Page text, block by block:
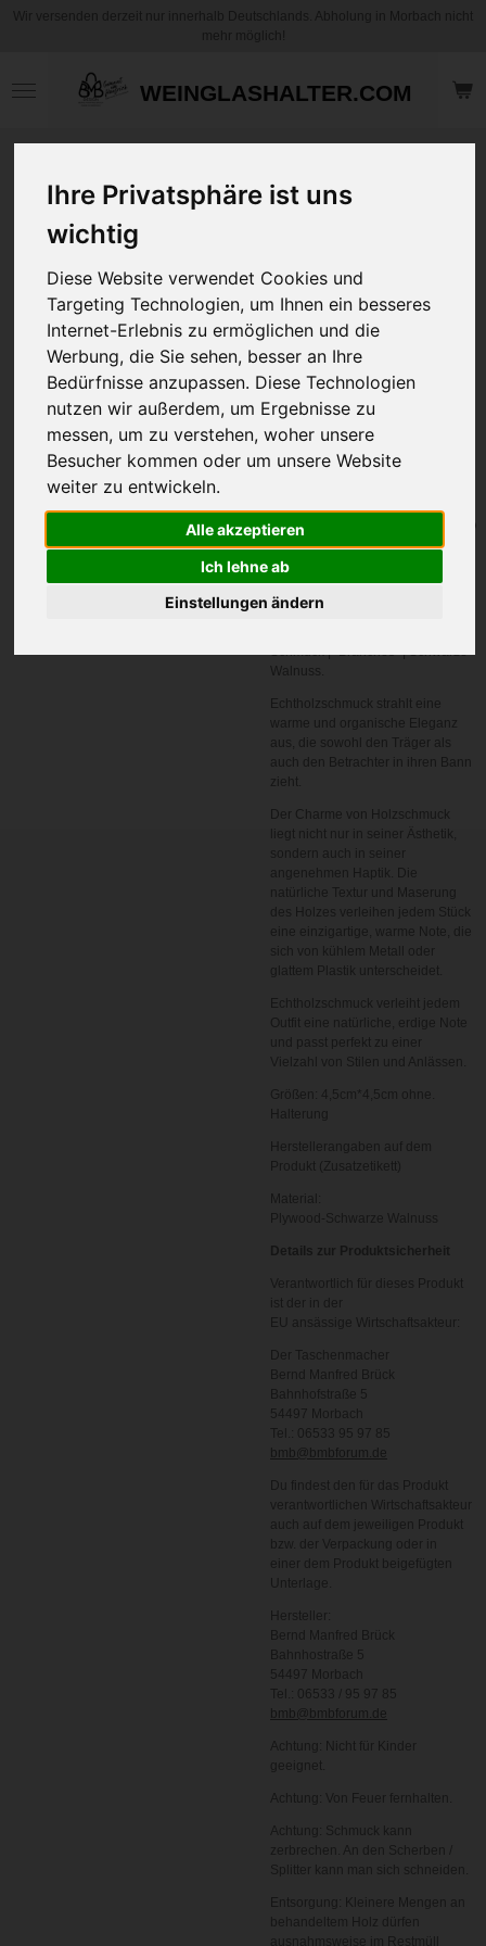
Ihre Privatsphäre ist uns
wichtig
Diese Website verwendet Cookies und
Targeting Technologien, um Ihnen ein besseres
Internet-Erlebnis zu ermöglichen und die
Werbung, die Sie sehen, besser an Ihre
Bedürfnisse anzupassen. Diese Technologien
nutzen wir außerdem, um Ergebnisse zu
messen, um zu verstehen, woher unsere
Besucher kommen oder um unsere Website
weiter zu entwickeln.
Alle akzeptieren
Ich lehne ab
Einstellungen ändern
WEINGLASHALTER.COM
Echtholz Schmuck
Sale!
7,50 € 14,95 €
Ohrringe oder Kette
In den
Artikelnummer: HS
Walnuss.
Echtholzschmuck strahlt eine
warme und organische Eleganz
aus, die sowohl den Träger als
auch den Betrachter in ihren Bann
zieht.
Der Charme von Holzschmuck
liegt nicht nur in seiner Ästhetik,
sondern auch in seiner
angenehmen Haptik. Die
natürliche Textur und Maserung
des Holzes verleihen jedem Stück
eine einzigartige, warme Note, die
sich von kühlem Metall oder
glattem Plastik unterscheidet.
Echtholzschmuck verleiht jedem
Outfit eine natürliche, erdige Note
und passt perfekt zu einer
Vielzahl von Stilen und Anlässen.
Größen: 4,5cm*4,5cm ohne.
Halterung
Herstellerangaben auf dem
Produkt (Zusatzetikett)
Material:
Plywood-Schwarze Walnuss
Details zur Produktsicherheit
Verantwortlich für dieses Produkt
ist der in der
EU ansässige Wirtschaftsakteur:
Der Taschenmacher
Bernd Manfred Brück
Bahnhofstraße 5
54497 Morbach
Tel.: 06533 95 97 85
bmb@bmbforum.de
Du findest den für das Produkt
verantwortlichen Wirtschaftsakteur
auch auf dem jeweiligen Produkt
bzw. der Verpackung oder in
einer dem Produkt beigefügten
Unterlage.
Hersteller:
Bernd Manfred Brück
Bahnhostraße 5
54497 Morbach
Tel.: 06533 / 95 97 85
bmb@bmbforum.de
Achtung: Nicht für Kinder
geeignet.
Achtung: Von Feuer fernhalten.
Achtung: Schmuck kann
zerbrechen. An den Scherben /
Splitter kann man sich schneiden.
Entsorgung: Kleinere Mengen an
behandeltem Holz dürfen
ausnahmsweise im Restmüll